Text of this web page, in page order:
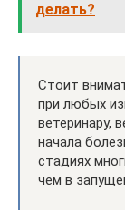
делать?
Стоит
при любых
ветеринару,
начала
стадиях
чем в